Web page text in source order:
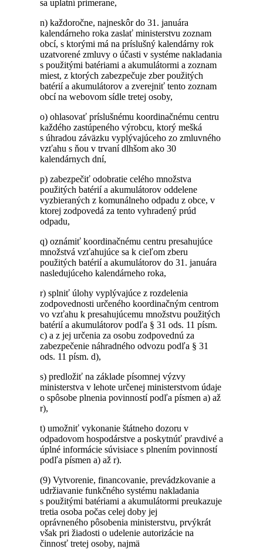
sa uplatní primerane,
n) každoročne, najneskôr do 31. januára
kalendárneho roka zaslať ministerstvu zoznam
obcí, s ktorými má na príslušný kalendárny rok
uzatvorené zmluvy o účasti v systéme nakladania
s použitými batériami a akumulátormi a zoznam
miest, z ktorých zabezpečuje zber použitých
batérií a akumulátorov a zverejniť tento zoznam
obcí na webovom sídle tretej osoby,
o) ohlasovať príslušnému koordinačnému centru
každého zastúpeného výrobcu, ktorý mešká
s úhradou záväzku vyplývajúceho zo zmluvného
vzťahu s ňou v trvaní dlhšom ako 30
kalendárnych dní,
p) zabezpečiť odobratie celého množstva
použitých batérií a akumulátorov oddelene
vyzbieraných z komunálneho odpadu z obce, v
ktorej zodpovedá za tento vyhradený prúd
odpadu,
q) oznámiť koordinačnému centru presahujúce
množstvá vzťahujúce sa k cieľom zberu
použitých batérií a akumulátorov do 31. januára
nasledujúceho kalendárneho roka,
r) splniť úlohy vyplývajúce z rozdelenia
zodpovednosti určeného koordinačným centrom
vo vzťahu k presahujúcemu množstvu použitých
batérií a akumulátorov podľa § 31 ods. 11 písm.
c) a z jej určenia za osobu zodpovednú za
zabezpečenie náhradného odvozu podľa § 31
ods. 11 písm. d),
s) predložiť na základe písomnej výzvy
ministerstva v lehote určenej ministerstvom údaje
o spôsobe plnenia povinností podľa písmen a) až
r),
t) umožniť vykonanie štátneho dozoru v
odpadovom hospodárstve a poskytnúť pravdivé a
úplné informácie súvisiace s plnením povinností
podľa písmen a) až r).
(9) Vytvorenie, financovanie, prevádzkovanie a
udržiavanie funkčného systému nakladania
s použitými batériami a akumulátormi preukazuje
tretia osoba počas celej doby jej
oprávneného pôsobenia ministerstvu, prvýkrát
však pri žiadosti o udelenie autorizácie na
činnosť tretej osoby, najmä